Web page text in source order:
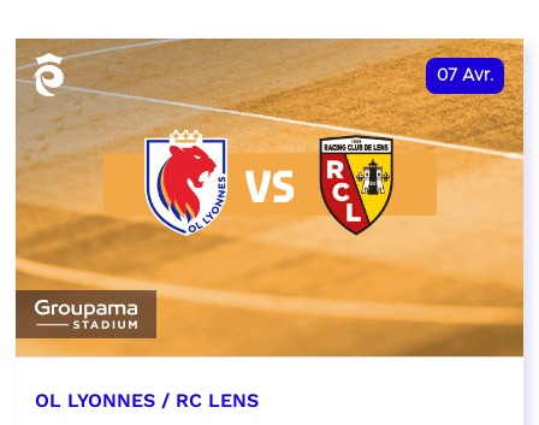
07 Avr.
OL LYONNES / RC LENS